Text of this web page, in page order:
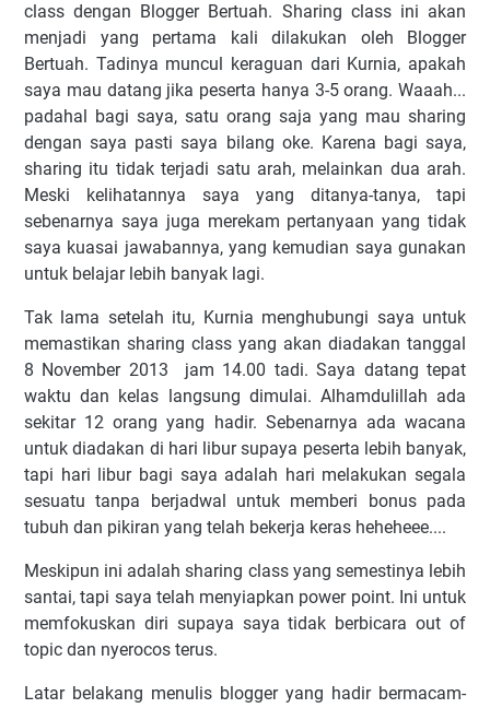
class dengan Blogger Bertuah. Sharing class ini akan
menjadi yang pertama kali dilakukan oleh Blogger
Bertuah. Tadinya muncul keraguan dari Kurnia, apakah
saya mau datang jika peserta hanya 3-5 orang. Waaah...
padahal bagi saya, satu orang saja yang mau sharing
dengan saya pasti saya bilang oke. Karena bagi saya,
sharing itu tidak terjadi satu arah, melainkan dua arah.
Meski kelihatannya saya yang ditanya-tanya, tapi
sebenarnya saya juga merekam pertanyaan yang tidak
saya kuasai jawabannya, yang kemudian saya gunakan
untuk belajar lebih banyak lagi.
Tak lama setelah itu, Kurnia menghubungi saya untuk
memastikan sharing class yang akan diadakan tanggal
8 November 2013 jam 14.00 tadi. Saya datang tepat
waktu dan kelas langsung dimulai. Alhamdulillah ada
sekitar 12 orang yang hadir. Sebenarnya ada wacana
untuk diadakan di hari libur supaya peserta lebih banyak,
tapi hari libur bagi saya adalah hari melakukan segala
sesuatu tanpa berjadwal untuk memberi bonus pada
tubuh dan pikiran yang telah bekerja keras heheheee....
Meskipun ini adalah sharing class yang semestinya lebih
santai, tapi saya telah menyiapkan power point. Ini untuk
memfokuskan diri supaya saya tidak berbicara out of
topic dan nyerocos terus.
Latar belakang menulis blogger yang hadir bermacam-